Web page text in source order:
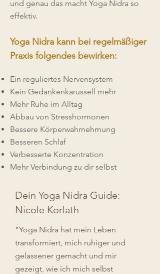
und genau das macht Yoga Nidra so
effektiv.
Yoga Nidra kann bei regelmäßiger
Praxis folgendes bewirken:
Ein reguliertes Nervensystem
Kein Gedankenkarussell mehr
Mehr Ruhe im Alltag
Abbau von Stresshormonen
Bessere Körperwahrnehmung
Besseren Schlaf
Verbesserte Konzentration
Mehr Verbindung zu dir selbst
Dein Yoga Nidra Guide:
Nicole Korlath
"Yoga Nidra hat mein Leben
transformiert, mich ruhiger und
gelassener gemacht und mir
gezeigt, wie ich mich selbst